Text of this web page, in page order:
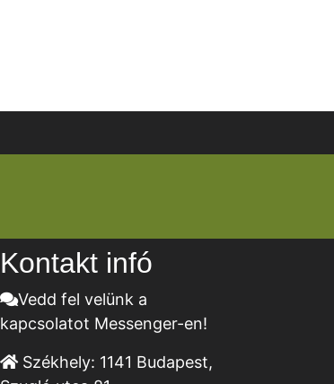
Kontakt infó
Vedd fel velünk a
kapcsolatot Messenger-en!
Székhely: 1141 Budapest,